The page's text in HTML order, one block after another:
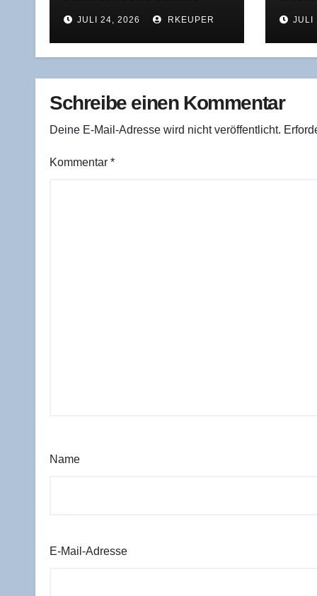
dem Stri­pe-Ange­bot
für Pay­Pal steckt
JULI 24, 2026 RKEUPER
dus:
lich
JULI
Schreibe einen Kommentar
Deine E-Mail-Adresse wird nicht veröffentlicht.
Kommentar *
Name
E-Mail-Adresse